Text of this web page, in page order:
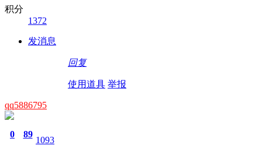
积分
1372
发消息
回复
使用道具 举报
qq5886795
0 89
1093